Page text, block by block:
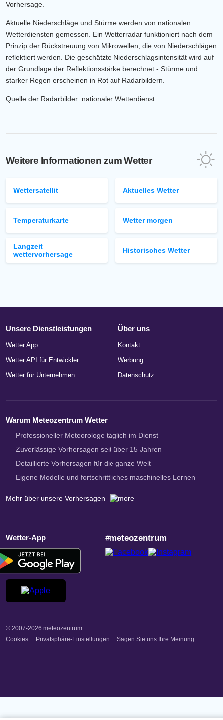
Vorhersage.
Aktuelle Niederschläge und Stürme werden von nationalen
Wetterdiensten gemessen. Ein Wetterradar funktioniert nach dem
Prinzip der Rückstreuung von Mikrowellen, die von Niederschlägen
reflektiert werden. Die geschätzte Niederschlagsintensität wird auf
der Grundlage der Reflektionsstärke berechnet - Stürme und
starker Regen erscheinen in Rot auf Radarbildern.
Quelle der Radarbilder: nationaler Wetterdienst
Weitere Informationen zum Wetter
Wettersatellit
Temperaturkarte
Langzeit
wettervorhersage
Aktuelles Wetter
Wetter morgen
Historisches Wetter
Unsere Dienstleistungen
Wetter App
Wetter API für Entwickler
Wetter für Unternehmen
Über uns
Kontakt
Werbung
Datenschutz
Warum Meteozentrum Wetter
Professioneller Meteorologe täglich im Dienst
Zuverlässige Vorhersagen seit über 15 Jahren
Detaillierte Vorhersagen für die ganze Welt
Eigene Modelle und fortschrittliches maschinelles Lernen
Mehr über unsere Vorhersagen
Wetter-App #meteozentrum
© 2007-2026 meteozentrum
Cookies
Privatsphäre-Einstellungen Sagen Sie uns Ihre Meinung